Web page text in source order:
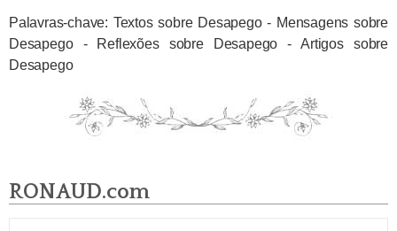
Palavras-chave: Textos sobre Desapego - Mensagens sobre
Desapego - Reflexões sobre Desapego - Artigos sobre
Desapego
RONAUD.com